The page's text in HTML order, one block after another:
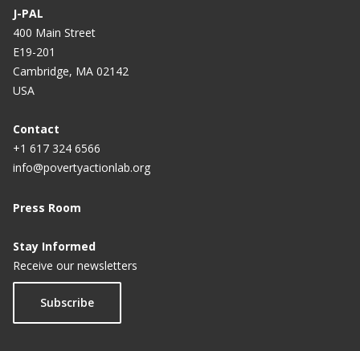
J-PAL
400 Main Street
E19-201
Cambridge, MA 02142
USA
Contact
+1 617 324 6566
info@povertyactionlab.org
Press Room
Stay Informed
Receive our newsletters
Subscribe